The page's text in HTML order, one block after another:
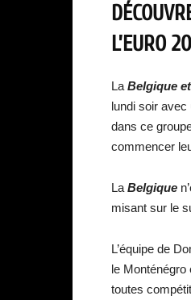
L’EURO
La Belgique
lundi soir avec
dans ce
commencer
La Belgique
misant sur le
L’équipe de
le Monténégro
toutes